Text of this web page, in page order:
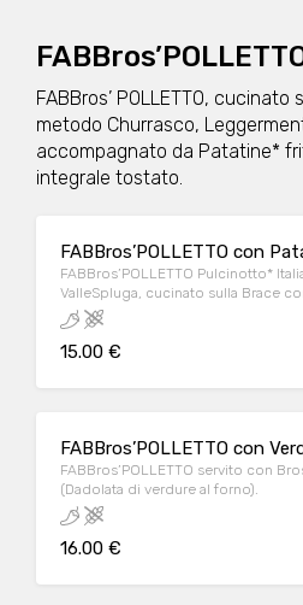
FABBros’ POLLETTO, cucinato
metodo Churrasco,
accompagnato da Patatine*
integrale tostato.
FABBros’POLLETTO con
FABBros’POLLETTO Pulcinotto*
ValleSpluga, cucinato sulla Brace
metodo Churrasco, Leggermente
accompagnato da Patatine* fritte,
e pane* integrale tostato.
15.00 €
FABBros’POLLETTO con
FABBros’POLLETTO servito con
(Dadolata di verdure al forno).
16.00 €